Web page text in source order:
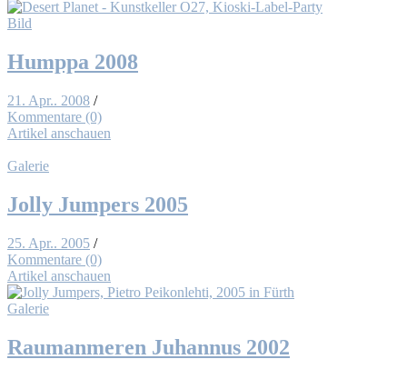
Bild
Hump­pa 2008
21. Apr.. 2008 /
Kommentare (0)
Artikel anschauen
Galerie
Jol­ly Jum­pers 2005
25. Apr.. 2005 /
Kommentare (0)
Artikel anschauen
Galerie
Raum­an­me­ren Ju­han­nus 2002